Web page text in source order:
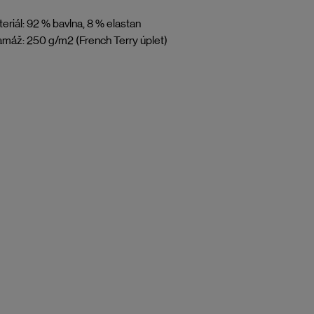
92 % bavlna, 8 % elastan
250 g/m2 (French Terry úplet)